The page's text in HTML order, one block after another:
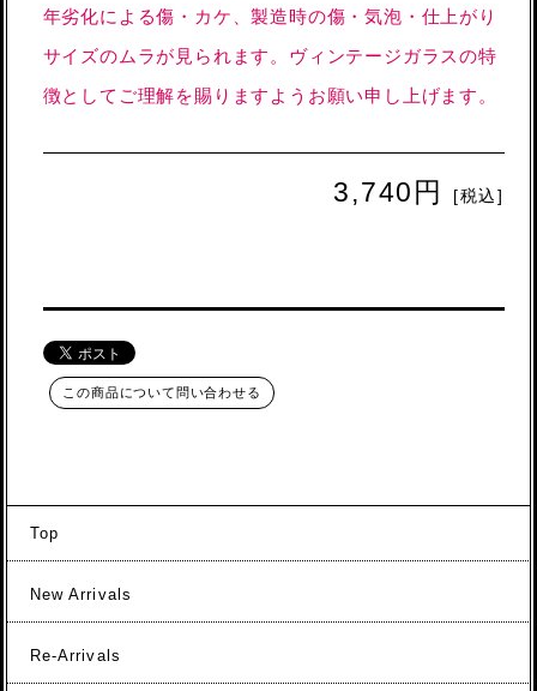
年劣化による傷・カケ、製造時の傷・気泡・仕上がり
サイズのムラが見られます。ヴィンテージガラスの特
徴としてご理解を賜りますようお願い申し上げます。
3,740円 [税込]
この商品について問い合わせる
Top
New Arrivals
Re-Arrivals